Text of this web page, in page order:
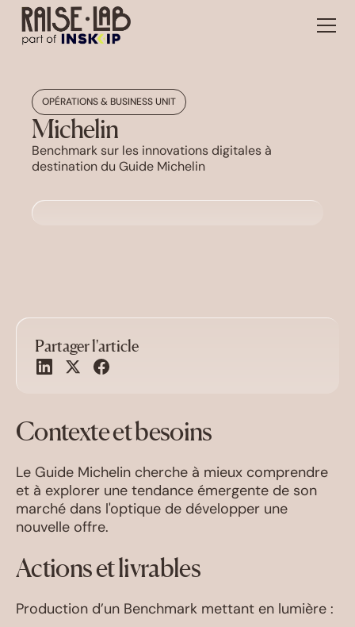
OPÉRATIONS & BUSINESS UNIT
Michelin
Benchmark sur les innovations digitales à
destination du Guide Michelin
Partager l'article
Contexte et besoins
Le Guide Michelin cherche à mieux comprendre
et à explorer une tendance émergente de son
marché dans l'optique de développer une
nouvelle offre.
Actions et livrables
Production d’un Benchmark mettant en lumière :